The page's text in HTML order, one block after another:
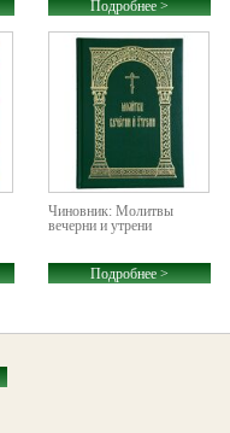
Подробнее >
Чиновник: Молитвы
вечерни и утрени
Подробнее >